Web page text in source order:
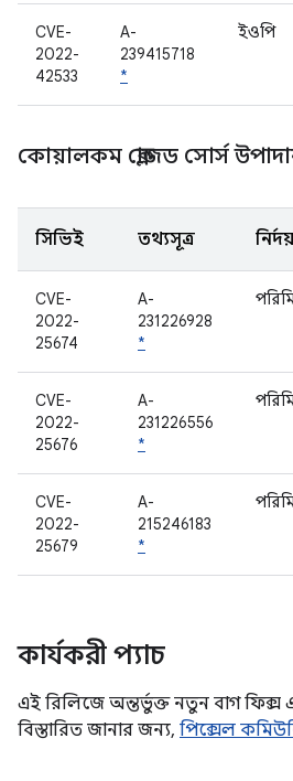
CVE-
2022-
42533
A-
239415718
*
ইওপি
কোয়ালকম ক্লোজড সোর্স
সিভিই তথ্যসূত্র
CVE-
2022-
25674
A-
231226928
*
CVE-
2022-
25676
A-
231226556
*
CVE-
2022-
25679
A-
215246183
*
কার্যকরী প্যাচ
এই রিলিজে অন্তর্ভুক্ত নতুন বাগ ফিক্স
বিস্তারিত জানার জন্য, পিক্সেল